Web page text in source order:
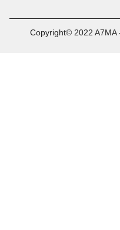
Copyright© 2022 A7MA